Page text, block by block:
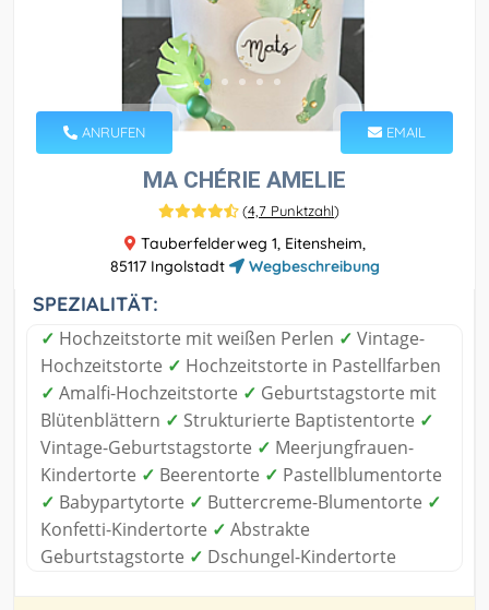
ANRUFEN EMAIL
MA CHÉRIE AMELIE
(4,7 Punktzahl)
Tauberfelderweg 1, Eitensheim,
85117 Ingolstadt
Wegbeschreibung
SPEZIALITÄT:
✓ Hochzeitstorte mit weißen Perlen ✓ Vintage-
Hochzeitstorte ✓ Hochzeitstorte in Pastellfarben
✓ Amalfi-Hochzeitstorte ✓ Geburtstagstorte mit
Blütenblättern ✓ Strukturierte Baptistentorte ✓
Vintage-Geburtstagstorte ✓ Meerjungfrauen-
Kindertorte ✓ Beerentorte ✓ Pastellblumentorte
✓ Babypartytorte ✓ Buttercreme-Blumentorte ✓
Konfetti-Kindertorte ✓ Abstrakte
Geburtstagstorte ✓ Dschungel-Kindertorte